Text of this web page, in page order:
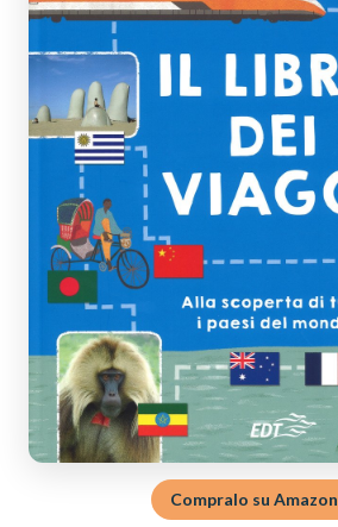
Compralo su Amazon